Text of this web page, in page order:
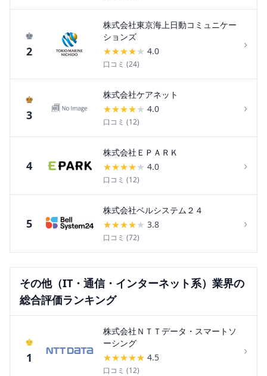
♚
2
株式会社東京海上日動コミュニケー
ションズ
★★★★★ 4.0
口コミ (24)
›
♚
3
株式会社ケアネット
★★★★★ 4.0
口コミ (12)
›
4
株式会社ＥＰＡＲＫ
★★★★★ 4.0
口コミ (12)
›
5
株式会社ベルシステム２４
★★★★★ 3.8
口コミ (72)
›
その他（IT・通信・インターネット系） 業界の
総合評価ランキング
♚
1
株式会社ＮＴＴデータ・スマートソ
ーシング
★★★★★ 4.5
口コミ (12)
›